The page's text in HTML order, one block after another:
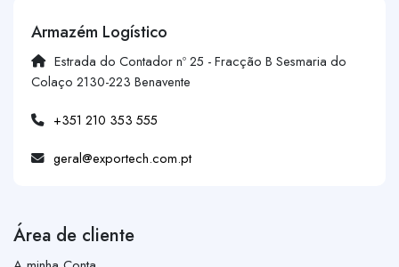
Armazém Logístico
Estrada do Contador nº 25 - Fracção B Sesmaria do
Colaço 2130-223 Benavente
+351 210 353 555
geral@exportech.com.pt
Área de cliente